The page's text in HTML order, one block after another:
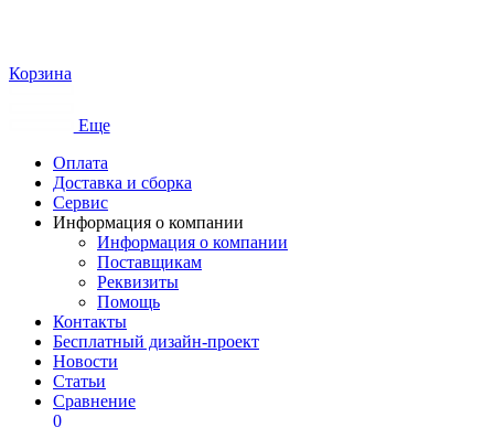
Корзина
Еще
Оплата
Доставка и сборка
Сервис
Информация о компании
Информация о компании
Поставщикам
Реквизиты
Помощь
Контакты
Бесплатный дизайн-проект
Новости
Статьи
Сравнение
0